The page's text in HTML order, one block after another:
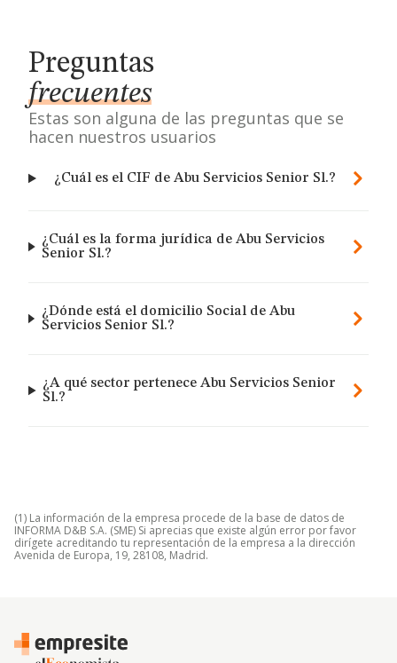
Preguntas
frecuentes
Estas son alguna de las preguntas que se
hacen nuestros usuarios
¿Cuál es el CIF de Abu Servicios Senior Sl.?
¿Cuál es la forma jurídica de Abu Servicios
Senior Sl.?
¿Dónde está el domicilio Social de Abu
Servicios Senior Sl.?
¿A qué sector pertenece Abu Servicios Senior
Sl.?
(1) La información de la empresa procede de la base de datos de
INFORMA D&B S.A. (SME) Si aprecias que existe algún error por favor
dirígete acreditando tu representación de la empresa a la dirección
Avenida de Europa, 19, 28108, Madrid.